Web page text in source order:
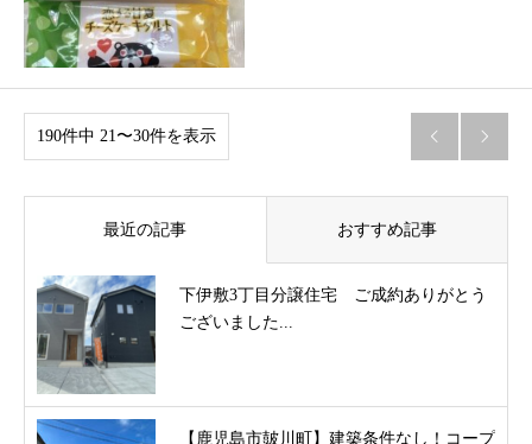
190件中 21〜30件を表示  
最近の記事 おすすめ記事
下伊敷3丁目分譲住宅 ご成約ありがとう
ございました...
【鹿児島市皷川町】建築条件なし！コープ